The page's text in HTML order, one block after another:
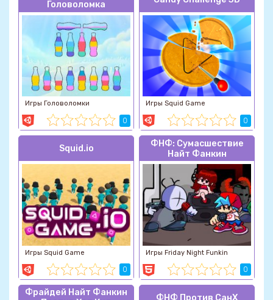
Головоломка
Игры Головоломки
0
Игры Squid Game
0
Squid.io
Игры Squid Game
0
ФНФ: Сумасшествие
Найт Фанкин
Игры Friday Night Funkin
0
Фрайдей Найт Фанкин
ФНФ Против СанХ